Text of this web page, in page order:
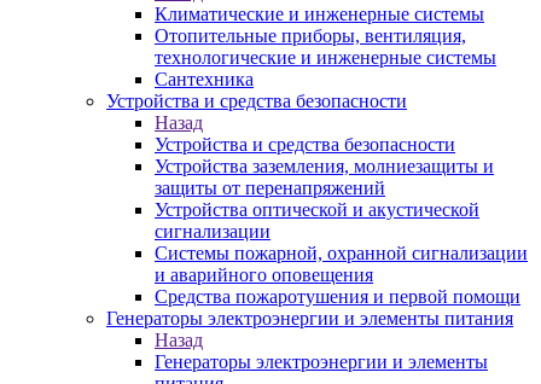
Климатические и инженерные системы
Отопительные приборы, вентиляция,
технологические и инженерные системы
Сантехника
Устройства и средства безопасности
Назад
Устройства и средства безопасности
Устройства заземления, молниезащиты и
защиты от перенапряжений
Устройства оптической и акустической
сигнализации
Системы пожарной, охранной сигнализации
и аварийного оповещения
Средства пожаротушения и первой помощи
Генераторы электроэнергии и элементы питания
Назад
Генераторы электроэнергии и элементы